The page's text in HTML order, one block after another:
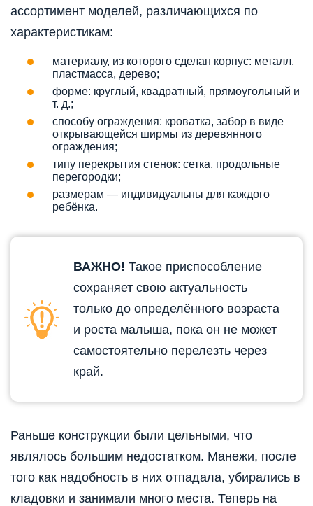
ассортимент моделей, различающихся по
характеристикам:
материалу, из которого сделан корпус: металл,
пластмасса, дерево;
форме: круглый, квадратный, прямоугольный и
т. д.;
способу ограждения: кроватка, забор в виде
открывающейся ширмы из деревянного
ограждения;
типу перекрытия стенок: сетка, продольные
перегородки;
размерам — индивидуальны для каждого
ребёнка.
ВАЖНО! Такое приспособление
сохраняет свою актуальность
только до определённого возраста
и роста малыша, пока он не может
самостоятельно перелезть через
край.
Раньше конструкции были цельными, что
являлось большим недостатком. Манежи, после
того как надобность в них отпадала, убирались в
кладовки и занимали много места. Теперь на